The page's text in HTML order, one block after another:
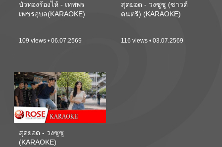
บัวทองร้องไห้ - เทพพร
เพชรอุบล(KARAOKE)
109 views • 06.07.2569
สุดยอด - วงซูซู (ซาวด์
ดนตรี) (KARAOKE)
116 views • 03.07.2569
สุดยอด - วงซูซู
(KARAOKE)